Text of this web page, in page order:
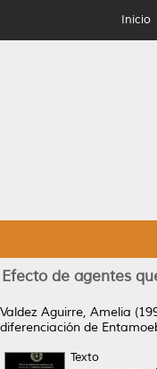
Inicio
Efecto de agentes
Valdez Aguirre, Amelia
diferenciación de
Texto